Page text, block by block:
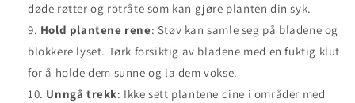
døde røtter og rotråte som kan gjøre planten din syk.
Hold plantene rene: Støv kan samle seg på bladene og
blokkere lyset. Tørk forsiktig av bladene med en fuktig klut
for å holde dem sunne og la dem vokse.
Unngå trekk: Ikke sett plantene dine i områder med